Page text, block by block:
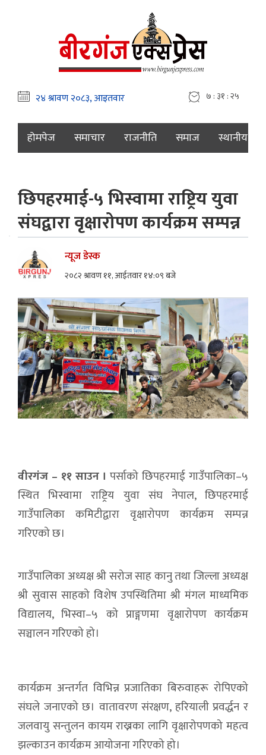
७ : ३१ : २६
होमपेज समाचार राजनीति समाज स्थानीय
छिपहरमाई-५ भिस्वामा राष्ट्रिय युवा
संघद्वारा वृक्षारोपण कार्यक्रम सम्पन्न
न्यूज डेस्क
२०८२ श्रावण ११, आईतवार १४:०९ बजे
वीरगंज – ११ साउन । पर्साको छिपहरमाई गाउँपालिका–५
स्थित भिस्वामा राष्ट्रिय युवा संघ नेपाल, छिपहरमाई
गाउँपालिका कमिटीद्वारा वृक्षारोपण कार्यक्रम सम्पन्न
गरिएको छ।
गाउँपालिका अध्यक्ष श्री सरोज साह कानु तथा जिल्ला अध्यक्ष
श्री सुवास साहको विशेष उपस्थितिमा श्री मंगल माध्यमिक
विद्यालय, भिस्वा–५ को प्राङ्गणमा वृक्षारोपण कार्यक्रम
सञ्चालन गरिएको हो।
कार्यक्रम अन्तर्गत विभिन्न प्रजातिका बिरुवाहरू रोपिएको
संघले जनाएको छ। वातावरण संरक्षण, हरियाली प्रवर्द्धन र
जलवायु सन्तुलन कायम राख्नका लागि वृक्षारोपणको महत्व
झल्काउन कार्यक्रम आयोजना गरिएको हो।